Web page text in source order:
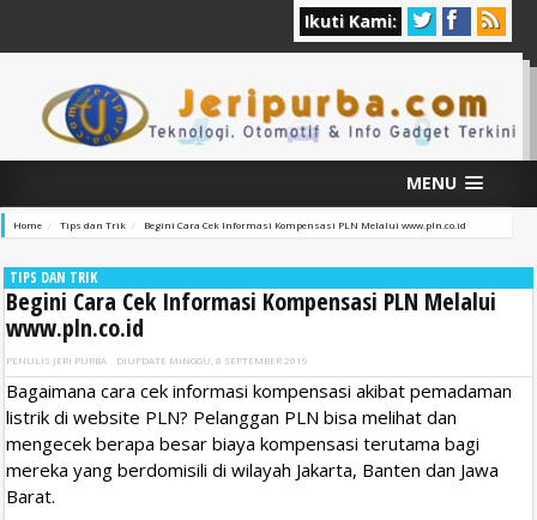
Ikuti Kami:
MENU
Home Tips dan Trik Begini Cara Cek Informasi Kompensasi PLN Melalui www.pln.co.id
TIPS DAN TRIK
Begini Cara Cek Informasi Kompensasi PLN Melalui
www.pln.co.id
PENULIS JERI PURBA DIUPDATE MINGGU, 8 SEPTEMBER 2019
Bagaimana cara cek informasi kompensasi akibat pemadaman
listrik di website PLN? Pelanggan PLN bisa melihat dan
mengecek berapa besar biaya kompensasi terutama bagi
mereka yang berdomisili di wilayah Jakarta, Banten dan Jawa
Barat.